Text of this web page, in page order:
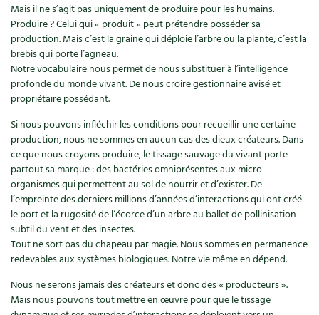
DIY, autonomie
Société, engagement
Cuisine saine
Manger bio
Cures, régimes
Dessert, Boulangerie
Techniques, conservation, organisation
Agenda, calendrier
NOUVEAUTÉS
Agenda, calendrier
Livres
Le magazineLes 4 saisons
Stages
Cartes cadeau
Horaires, tarifs, restauration
Accès
Séjourner en Trièves
Nous contacter
Ornement et aménagement du jardin
Bricolages au jardin
Outils et ustensiles du jardin
Biodiversité
Ravageurs et maladies au jardin
Petit élevage
Cuisine saine
Alimentation et nutrition
Recettes de printemps
Prenez-en de la graine !
Les chroniques de Marie
Forums
Jardin bio
Habitat écologique
Cuisine saine
Soins naturels
Société et alternatives
Les 4 saisons& vous
Mais il ne s’agit pas uniquement de produire pour les humains.
Produire ? Celui qui « produit » peut prétendre posséder sa
production. Mais c’est la graine qui déploie l’arbre ou la plante, c’est la
brebis qui porte l’agneau.
Notre vocabulaire nous permet de nous substituer à l’intelligence
profonde du monde vivant. De nous croire gestionnaire avisé et
propriétaire possédant.
Si nous pouvons infléchir les conditions pour recueillir une certaine
production, nous ne sommes en aucun cas des dieux créateurs. Dans
ce que nous croyons produire, le tissage sauvage du vivant porte
partout sa marque : des bactéries omniprésentes aux micro-
organismes qui permettent au sol de nourrir et d’exister. De
l’empreinte des derniers millions d’années d’interactions qui ont créé
le port et la rugosité de l‘écorce d’un arbre au ballet de pollinisation
subtil du vent et des insectes.
Tout ne sort pas du chapeau par magie. Nous sommes en permanence
redevables aux systèmes biologiques. Notre vie même en dépend.
Nous ne serons jamais des créateurs et donc des « producteurs ».
Mais nous pouvons tout mettre en œuvre pour que le tissage